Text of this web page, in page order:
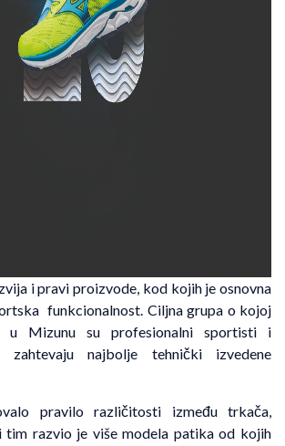
i pravi proizvode, kod kojih je osnovna
funkcionalnost. Ciljna grupa o kojoj
u Mizunu su profesionalni sportisti i
zahtevaju najbolje tehnički izvedene
pravilo različitosti između trkača,
tim razvio je više modela patika od kojih